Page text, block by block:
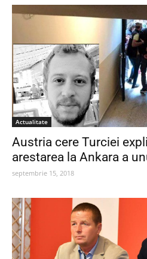
Actualitate
Austria cere Turciei
arestarea la Ankara a
septembrie 15, 2018